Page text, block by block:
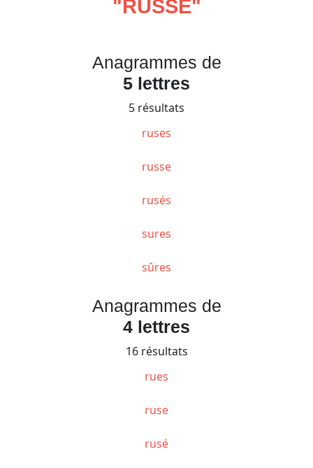
"RUSSE"
Anagrammes de
5 lettres
5 résultats
ruses
russe
rusés
sures
sûres
Anagrammes de
4 lettres
16 résultats
rues
ruse
rusé